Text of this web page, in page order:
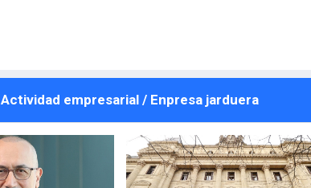
Actividad empresarial / Enpresa jarduera